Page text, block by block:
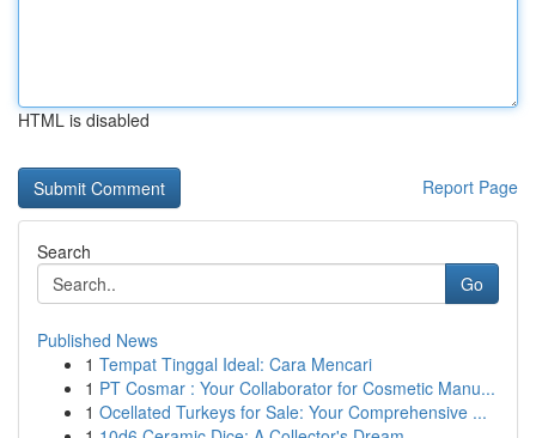
HTML is disabled
Report Page
Search
Go
Published News
1 Tempat Tinggal Ideal: Cara Mencari
1 PT Cosmar : Your Collaborator for Cosmetic Manu...
1 Ocellated Turkeys for Sale: Your Comprehensive ...